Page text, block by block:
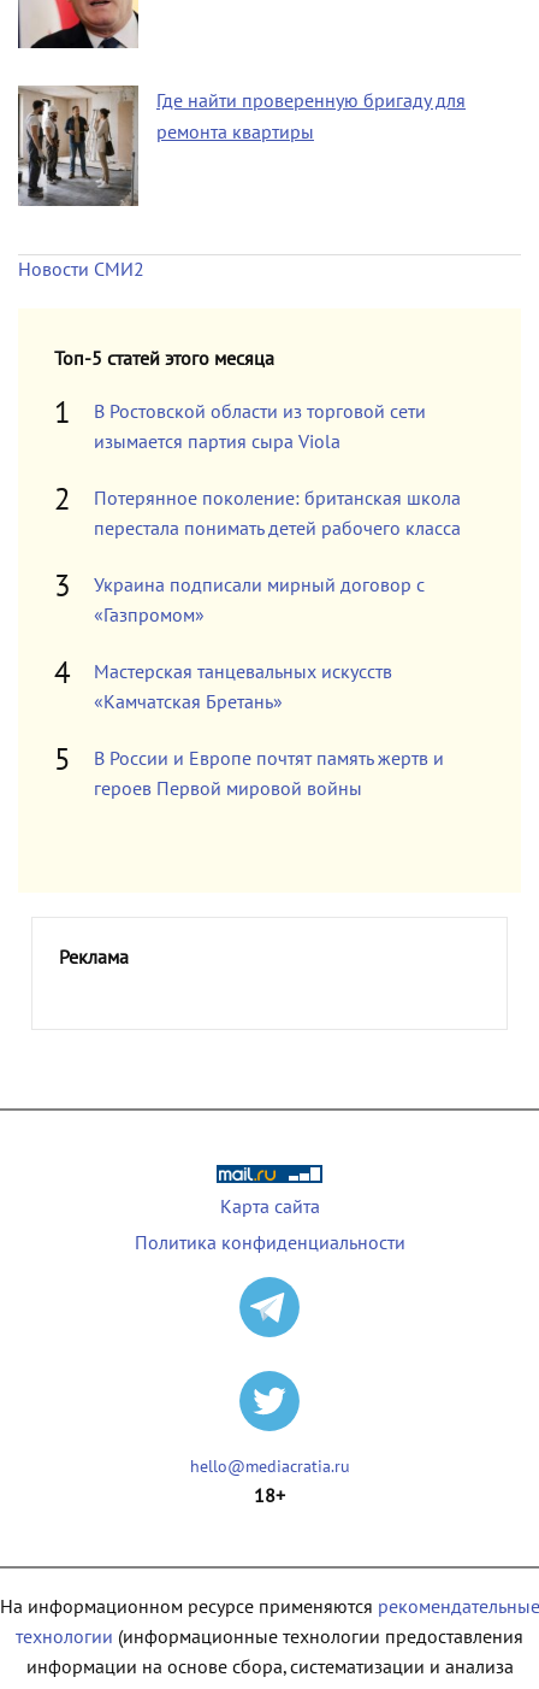
Где найти проверенную бригаду для
ремонта квартиры
Новости СМИ2
Топ-5 статей этого месяца
В Ростовской области из торговой сети
изымается партия сыра Viola
Потерянное поколение: британская школа
перестала понимать детей рабочего класса
Украина подписали мирный договор с
«Газпромом»
Мастерская танцевальных искусств
«Камчатская Бретань»
В России и Европе почтят память жертв и
героев Первой мировой войны
Реклама
Карта сайта
Политика конфиденциальности
hello@mediacratia.ru
18+
На информационном ресурсе применяются рекомендательные
технологии (информационные технологии предоставления
информации на основе сбора, систематизации и анализа